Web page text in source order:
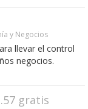
y Negocios
llevar el control
negocios.
gratis